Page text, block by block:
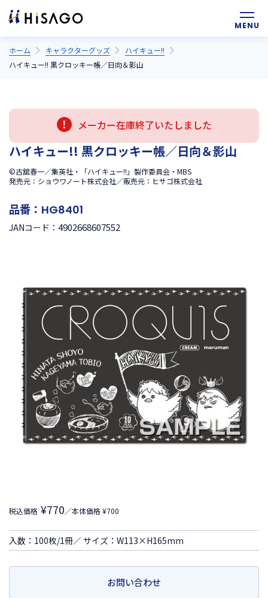
ホーム キャラクターグッズ
ハイキュー!!
ハイキュー!! 黒クロッキー帳／日向＆影山
メーカー在庫終了いたしました
ハイキュー!! 黒クロッキー帳／日向＆影山
©古舘春一／集英社・「ハイキュー!!」製作委員会・MBS
発売元：ショウワノート株式会社／販売元：ヒサゴ株式会社
品番： HG8401
JANコード： 4902668607552
税込価格 ¥770／本体価格 ¥700
入数：100枚/1冊／ サイズ：W113×H165mm
お問い合わせ